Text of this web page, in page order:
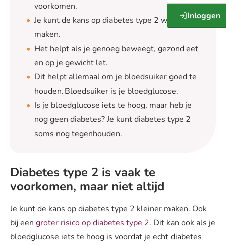
Inloggen
voorkomen.
Je kunt de kans op diabetes type 2 wel kleiner
maken.
Het helpt als je genoeg beweegt, gezond eet
en op je gewicht let.
Dit helpt allemaal om je bloedsuiker goed te
houden. Bloedsuiker is je bloedglucose.
Is je bloedglucose iets te hoog, maar heb je
nog geen diabetes? Je kunt diabetes type 2
soms nog tegenhouden.
Diabetes type 2 is vaak te
voorkomen, maar niet altijd
Je kunt de kans op diabetes type 2 kleiner maken. Ook
bij een groter risico op diabetes type 2. Dit kan ook als je
bloedglucose iets te hoog is voordat je echt diabetes